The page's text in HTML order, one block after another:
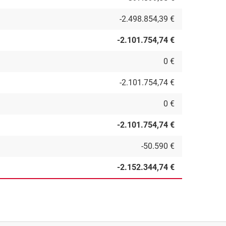
-2.498.854,39 €
-2.101.754,74 €
0 €
-2.101.754,74 €
0 €
-2.101.754,74 €
-50.590 €
-2.152.344,74 €